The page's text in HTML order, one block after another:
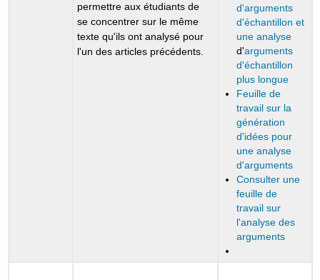
permettre aux étudiants de
se concentrer sur le même
texte qu'ils ont analysé pour
l'un des articles précédents.
d'arguments
d'échantillon et
une analyse
d'arguments
d'échantillon
plus longue
Feuille de
travail sur la
génération
d'idées pour
une analyse
d'arguments
Consulter une
feuille de
travail sur
l'analyse des
arguments